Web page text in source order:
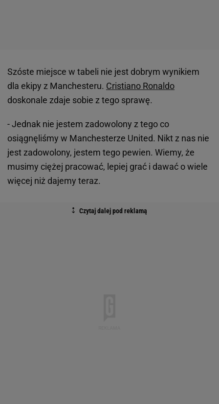
Szóste miejsce w tabeli nie jest dobrym wynikiem
dla ekipy z Manchesteru. Cristiano Ronaldo
doskonale zdaje sobie z tego sprawę.
- Jednak nie jestem zadowolony z tego co
osiągnęliśmy w Manchesterze United. Nikt z nas nie
jest zadowolony, jestem tego pewien. Wiemy, że
musimy ciężej pracować, lepiej grać i dawać o wiele
więcej niż dajemy teraz.